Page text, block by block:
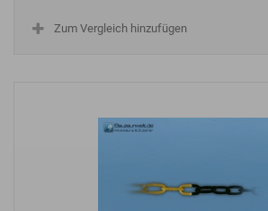
Zum Vergleich hinzufügen